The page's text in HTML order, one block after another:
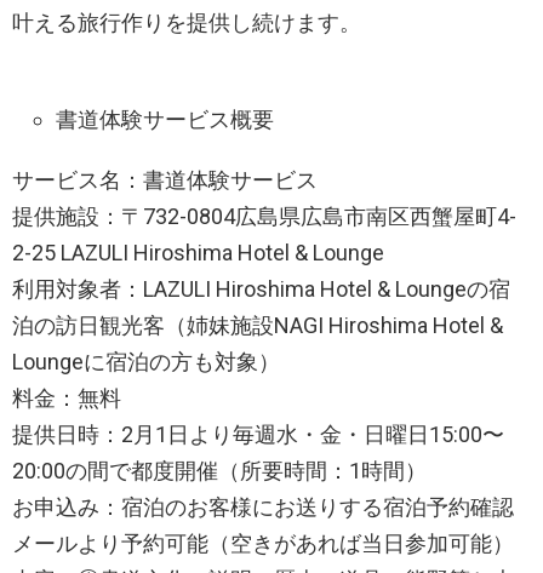
叶える旅行作りを提供し続けます。
​書道体験サービス概要
サービス名：書道体験サービス
提供施設：〒732-0804広島県広島市南区西蟹屋町4-
2-25 LAZULI Hiroshima Hotel & Lounge
利用対象者：LAZULI Hiroshima Hotel & Loungeの宿
泊の訪日観光客（姉妹施設NAGI Hiroshima Hotel &
Loungeに宿泊の方も対象）
料金：無料
提供日時：2月1日より毎週水・金・日曜日15:00〜
20:00の間で都度開催（所要時間：1時間）
お申込み：宿泊のお客様にお送りする宿泊予約確認
メールより予約可能（空きがあれば当日参加可能）